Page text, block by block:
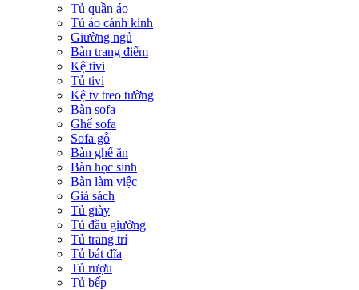
Tủ quần áo
Tú áo cánh kính
Giường ngủ
Bàn trang điểm
Kệ tivi
Tủ tivi
Kệ tv treo tường
Bàn sofa
Ghế sofa
Sofa gỗ
Bàn ghế ăn
Bàn học sinh
Bàn làm việc
Giá sách
Tủ giày
Tủ đầu giường
Tủ trang trí
Tủ bát đĩa
Tủ rượu
Tủ bếp